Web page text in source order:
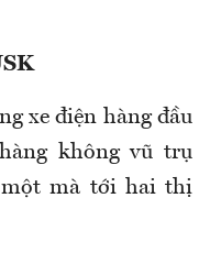
xe điện hàng đầu
không vũ trụ
một mà tới hai thị